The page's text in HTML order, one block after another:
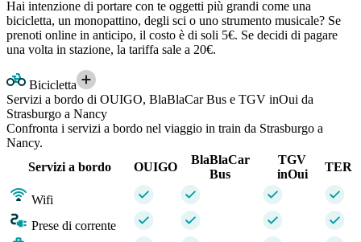
Hai intenzione di portare con te oggetti più grandi come una
bicicletta, un monopattino, degli sci o uno strumento musicale? Se
prenoti online in anticipo, il costo è di soli 5€. Se decidi di pagare
una volta in stazione, la tariffa sale a 20€.
Bicicletta
Servizi a bordo di OUIGO, BlaBlaCar Bus e TGV inOui da
Strasburgo a Nancy
Confronta i servizi a bordo nel viaggio in train da Strasburgo a
Nancy.
Servizi a bordo
OUIGO
BlaBlaCar
Bus
TGV
inOui
TER
Wifi
Prese di corrente